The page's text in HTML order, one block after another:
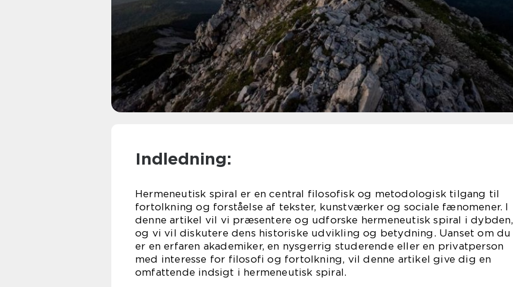
Indledning:
Hermeneutisk spiral er en central filosofisk og metodologisk tilgang til
fortolkning og forståelse af tekster, kunstværker og sociale fænomener. I
denne artikel vil vi præsentere og udforske hermeneutisk spiral i dybden,
og vi vil diskutere dens historiske udvikling og betydning. Uanset om du
er en erfaren akademiker, en nysgerrig studerende eller en privatperson
med interesse for filosofi og fortolkning, vil denne artikel give dig en
omfattende indsigt i hermeneutisk spiral.